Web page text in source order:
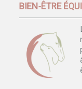
BIEN-ÊTRE